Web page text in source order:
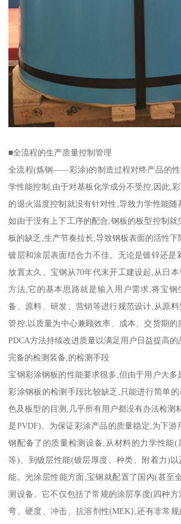
■全流程的生产质量控制管理
全流程(炼钢——彩涂)的制造过程对终产品的性
学性能控制,由于对基板化学成分不受控,因此,
的退火温度控制就没有针对性,导致力学性能随
如由于没有上下工序的配合,钢板的板型控制就
板的缺乏,生产节奏拉长,导致钢板表面的活性下
镀层和涂层表面结合力不佳。无论是镀锌还是
放置太久。宝钢从70年代末开工建设起,从日
方法,它的基本思路就是输入用户需求,将宝钢
备、原料、研发、营销等进行规范设计,从原
管控,以质量为中心兼顾效率、成本、交货期的
PDCA方法持续改进质量以满足用户日益提高的
完备的检测装备,的检测手段
宝钢彩涂钢板的性能要求很多,但由于用户大多
彩涂钢板的检测手段比较缺乏,只能进行简单
色及板型的目测,几乎所有用户都没有办法检测
是PVDF)。为保证彩涂产品的质量稳定,为下游
钢配备了的质量检测设备,从材料的力学性能(
等)、到镀层性能(镀层厚度、种类、附着力)
能。光涂层性能方面,宝钢就配置了国内(甚至
测设备。它不仅包括了常规的涂层享度(四种
弯、硬度、冲击、抗溶剂性(MEK},还有非常